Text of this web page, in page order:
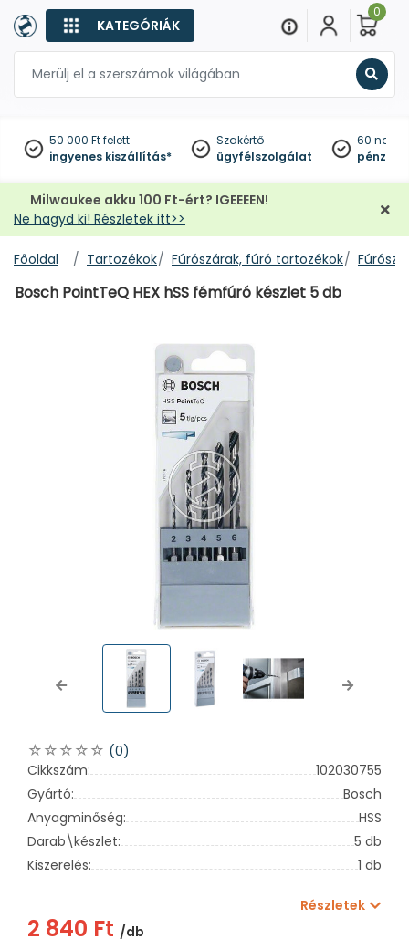
KATEGÓRIÁK
0
50 000 Ft felett
ingyenes kiszállítás*
Szakértő
ügyfélszolgálat
60
Milwaukee akku 100 Ft-ért? IGEEEEN!
Ne hagyd ki! Részletek itt>>
Főoldal Tartozékok Fúrószárak, fúró tartozékok
Bosch PointTeQ HEX hSS fémfúró készlet 5 db
Previous Next
(0)
Cikkszám:
102030755
Gyártó:
Bosch
Anyagminőség:
HSS
Darab\készlet:
5 db
Kiszerelés:
1 db
Részletek
2 840 Ft /db